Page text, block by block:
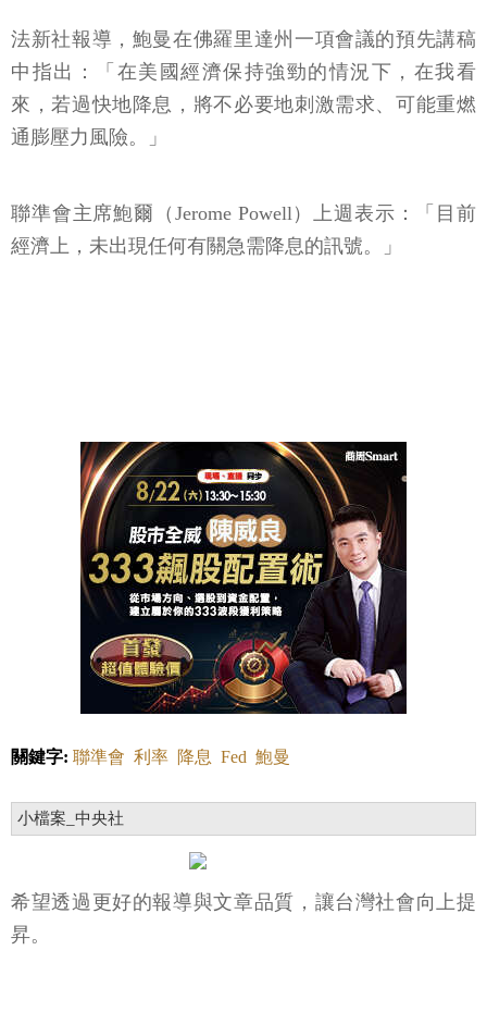
法新社報導，鮑曼在佛羅里達州一項會議的預先講稿
中指出：「在美國經濟保持強勁的情況下，在我看
來，若過快地降息，將不必要地刺激需求、可能重燃
通膨壓力風險。」
聯準會主席鮑爾（Jerome Powell）上週表示：「目前
經濟上，未出現任何有關急需降息的訊號。」
關鍵字: 聯準會 利率 降息 Fed 鮑曼
小檔案_中央社
希望透過更好的報導與文章品質，讓台灣社會向上提
昇。